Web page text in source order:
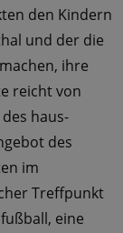
den Kindern
und der die
ihre
reicht von
des haus­
des
im
Treffpunkt
eine